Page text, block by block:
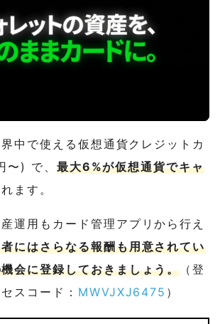
中で使える仮想通貨クレジットカ
) で、 最大6%が仮想通貨でキャ
ます。
運用もカード管理アプリから行え
にはさらなる報酬も用意されてい
会に登録しておきましょう。 （登
スコード： MWVJXJ6475 ）